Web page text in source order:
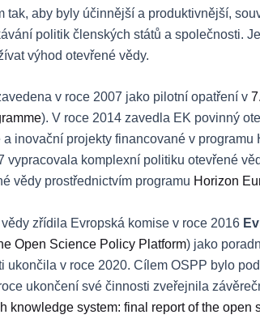
tak, aby byly účinnější a produktivnější,
politik členských států a společnosti.
výhod otevřené vědy.
v roce 2007 jako pilotní opatření v
). V roce 2014 zavedla EK povinný
inovační projekty financované v programu
vypracovala komplexní politiku otevřené
vědy prostřednictvím programu Horizon
zřídila Evropská komise v roce 2016
Open Science Policy Platform) jako
ukončila v roce 2020. Cílem OSPP bylo
ukončení své činnosti zveřejnila
knowledge system: final report of the open